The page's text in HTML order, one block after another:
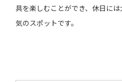
具を楽しむことができ、休日に
気のスポットです。